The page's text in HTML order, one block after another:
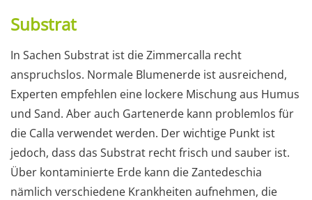
Substrat
In Sachen Substrat ist die Zimmercalla recht
anspruchslos. Normale Blumenerde ist ausreichend,
Experten empfehlen eine lockere Mischung aus Humus
und Sand. Aber auch Gartenerde kann problemlos für
die Calla verwendet werden. Der wichtige Punkt ist
jedoch, dass das Substrat recht frisch und sauber ist.
Über kontaminierte Erde kann die Zantedeschia
nämlich verschiedene Krankheiten aufnehmen, die